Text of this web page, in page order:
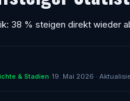
38 % steigen direkt wieder
& Stadien 19. Mai 2026 ·